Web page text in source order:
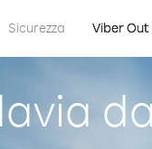
Sicurezza Viber Out